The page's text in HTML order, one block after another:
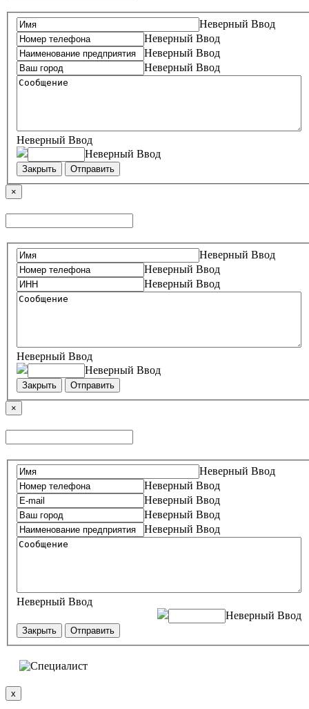
Неверный Ввод
Неверный Ввод
Неверный Ввод
Неверный Ввод
Неверный Ввод
Неверный Ввод
Закрыть Отправить
×
Неверный Ввод
Неверный Ввод
Неверный Ввод
Неверный Ввод
Неверный Ввод
Закрыть Отправить
×
Неверный Ввод
Неверный Ввод
Неверный Ввод
Неверный Ввод
Неверный Ввод
Неверный Ввод
Неверный Ввод
Закрыть Отправить
x